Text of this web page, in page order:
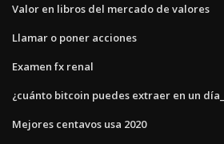
Valor en libros del mercado de valores
Llamar o poner acciones
Examen fx renal
¿cuánto bitcoin puedes extraer en un día_
Mejores centavos usa 2020